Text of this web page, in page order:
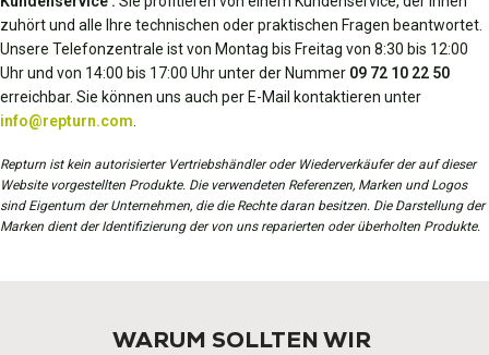
zuhört und alle Ihre technischen oder praktischen Fragen beantwortet.
Unsere Telefonzentrale ist von Montag bis Freitag von 8:30 bis 12:00
Uhr und von 14:00 bis 17:00 Uhr unter der Nummer 09 72 10 22 50
erreichbar. Sie können uns auch per E-Mail kontaktieren unter
info@repturn.com
Repturn ist kein autorisierter Vertriebshändler oder Wiederverkäufer der auf dieser
Website vorgestellten Produkte. Die verwendeten Referenzen, Marken und Logos
sind Eigentum der Unternehmen, die die Rechte daran besitzen. Die Darstellung der
Marken dient der Identifizierung der von uns reparierten oder überholten Produkte.
WARUM SOLLTEN WIR